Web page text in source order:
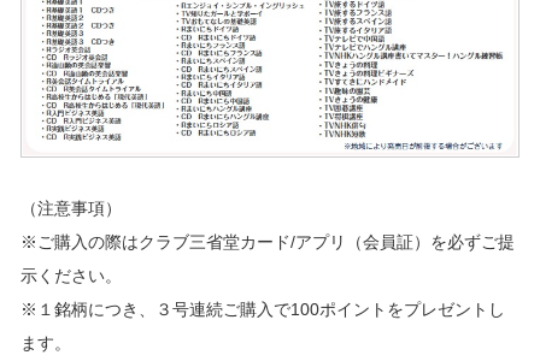
（注意事項）
※ご購入の際はクラブ三省堂カード/アプリ（会員証）を必ずご提
示ください。
※１銘柄につき、３号連続ご購入で100ポイントをプレゼントし
ます。